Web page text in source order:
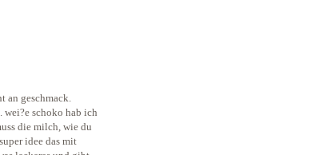
an geschmack.
schoko hab ich
die milch, wie du
idee das mit